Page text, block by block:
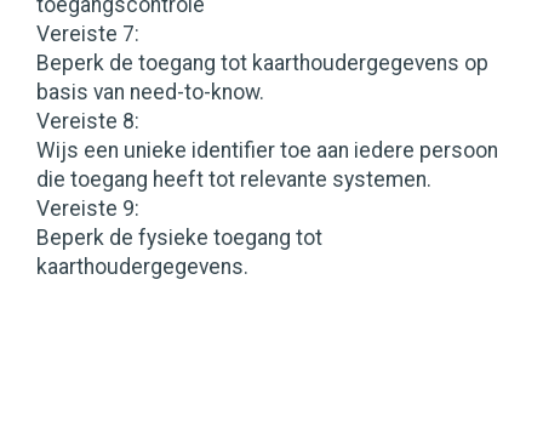
toegangscontrole
Vereiste 7:
Beperk de toegang tot kaarthoudergegevens op
basis van need-to-know.
Vereiste 8:
Wijs een unieke identifier toe aan iedere persoon
die toegang heeft tot relevante systemen.
Vereiste 9:
Beperk de fysieke toegang tot
kaarthoudergegevens.